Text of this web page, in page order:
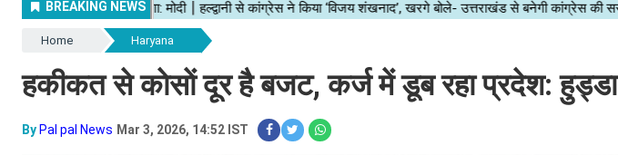
Home Haryana
हकीकत से काेसाें दूर है बजट, कर्ज में डूब रहा प्रदेश: हुड्डा
By Pal pal News Mar 3, 2026, 14:52 IST